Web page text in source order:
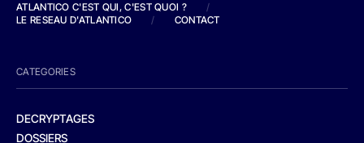
ATLANTICO C'EST QUI, C'EST QUOI ?
/
LE RESEAU D'ATLANTICO
/ CONTACT
CATEGORIES
DECRYPTAGES
DOSSIERS